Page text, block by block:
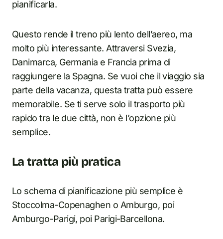
pianificarla.
Questo rende il treno più lento dell’aereo, ma
molto più interessante. Attraversi Svezia,
Danimarca, Germania e Francia prima di
raggiungere la Spagna. Se vuoi che il viaggio sia
parte della vacanza, questa tratta può essere
memorabile. Se ti serve solo il trasporto più
rapido tra le due città, non è l’opzione più
semplice.
La tratta più pratica
Lo schema di pianificazione più semplice è
Stoccolma-Copenaghen o Amburgo, poi
Amburgo-Parigi, poi Parigi-Barcellona.